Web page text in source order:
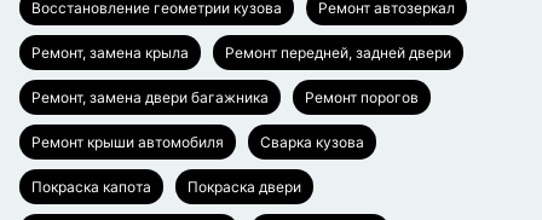
Восстановление геометрии кузова Ремонт автозеркал
Ремонт, замена крыла Ремонт передней, задней двери
Ремонт, замена двери багажника Ремонт порогов
Ремонт крыши автомобиля Сварка кузова
Покраска капота Покраска двери